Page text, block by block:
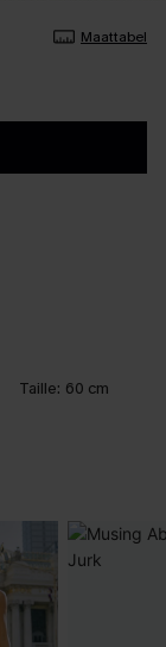
Maattabel
Taille: 60 cm